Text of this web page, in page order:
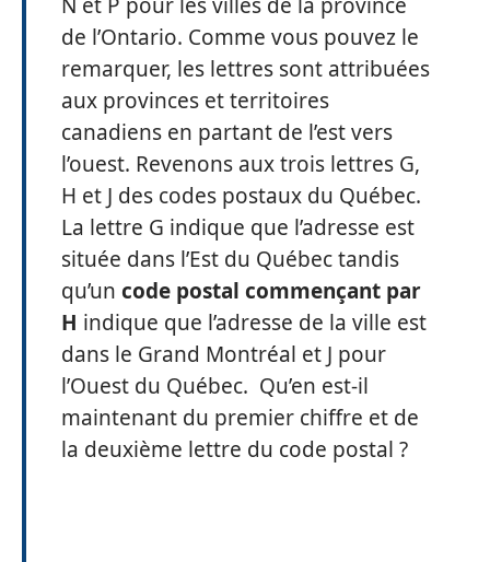
de l’Ontario. Comme vous pouvez le
remarquer, les lettres sont attribuées
aux provinces et territoires
canadiens en partant de l’est vers
l’ouest. Revenons aux trois lettres G,
H et J des codes postaux du Québec.
La lettre G indique que l’adresse est
située dans l’Est du Québec tandis
qu’un code postal commençant par
H indique que l’adresse de la ville est
dans le Grand Montréal et J pour
l’Ouest du Québec. Qu’en est-il
maintenant du premier chiffre et de
la deuxième lettre du code postal ?